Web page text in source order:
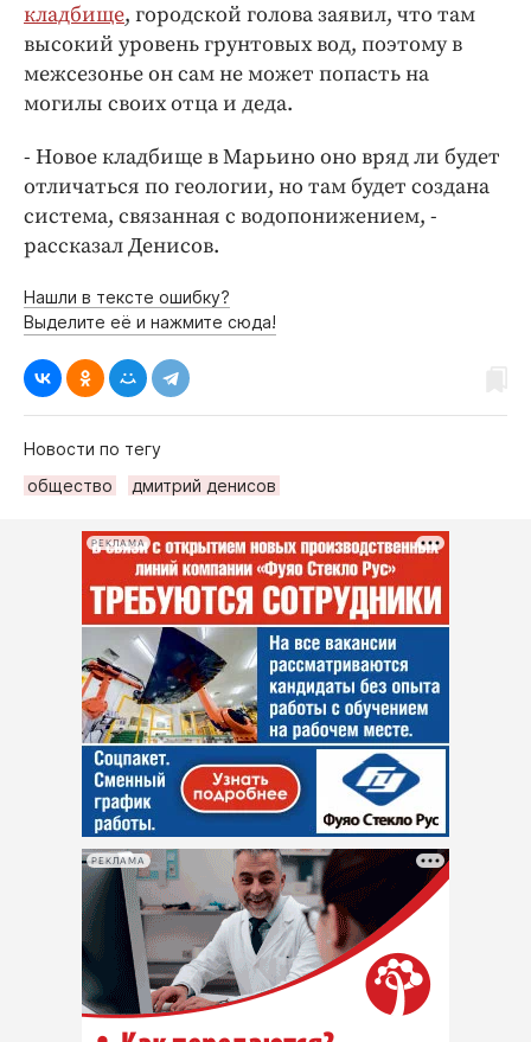
кладбище, городской голова заявил, что там
высокий уровень грунтовых вод, поэтому в
межсезонье он сам не может попасть на
могилы своих отца и деда.
- Новое кладбище в Марьино оно вряд ли будет
отличаться по геологии, но там будет создана
система, связанная с водопонижением, -
рассказал Денисов.
Нашли в тексте ошибку?
Выделите её и нажмите сюда!
Новости по тегу
общество
дмитрий денисов
РЕКЛАМА
РЕКЛАМА